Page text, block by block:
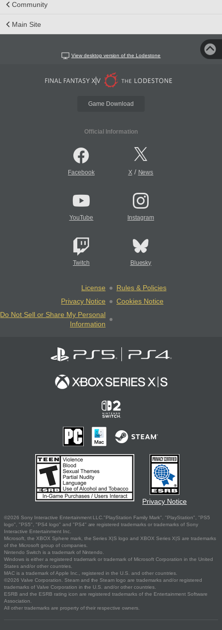
Community
Main Site
View desktop version of the Lodestone
Game Download
Official Information
Facebook X/ News
YouTube Instagram
Twitch Bluesky
License
Rules & Policies
Privacy Notice
Cookies Notice
Do Not Sell or Share My Personal
Information
Privacy Notice
©2026 Sony Interactive Entertainment LLC."PlayStation Family Mark", "PlayStation", "PS5
logo", "PS5", "PS4 logo" and "PS4" are registered trademarks or trademarks of Sony
Interactive Entertainment Inc.
Microsoft, the XBOX Sphere mark, the Series X|S logo and XBOX Series X|S are trademarks
of the Microsoft group of companies.
Nintendo Switch is a trademark of Nintendo.
Windows is either a registered trademark or trademark of Microsoft Corporation in the United
States and/or other countries.
MAC is a trademark of Apple Inc., registered in the U.S. and other countries.
©2026 Valve Corporation. Steam and the Steam logo are trademarks and/or registered
trademarks of Valve Corporation in the U.S. and/or other countries.
ESRB and the ESRB rating icon are registered trademarks of the Entertainment Software
Association.
All other trademarks are property of their respective owners.